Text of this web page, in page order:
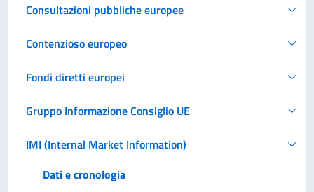
Consultazioni pubbliche europee
Contenzioso europeo
Fondi diretti europei
Gruppo Informazione Consiglio UE
IMI (Internal Market Information)
Dati e cronologia